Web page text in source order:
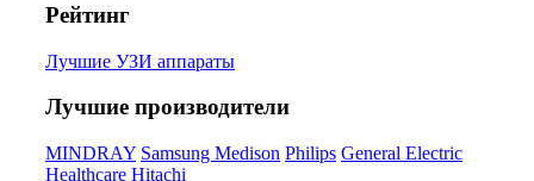
Рейтинг
Лучшие УЗИ аппараты
Лучшие производители
MINDRAY Samsung Medison Philips General Electric
Healthcare Hitachi